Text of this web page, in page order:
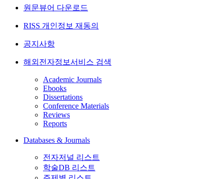
원문뷰어 다운로드
RISS 개인정보 재동의
공지사항
해외전자정보서비스 검색
Academic Journals
Ebooks
Dissertations
Conference Materials
Reviews
Reports
Databases & Journals
전자저널 리스트
학술DB 리스트